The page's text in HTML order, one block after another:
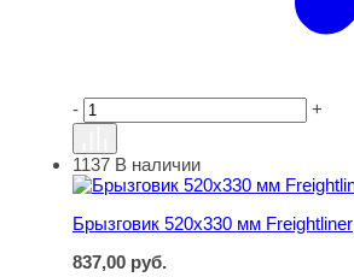
- +
Брызговик 520х330 мм Freightliner
1137 В наличии
Брызговик 520х330 мм Freightliner
837,00 руб.